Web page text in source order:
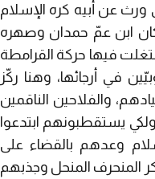
عن أبيه كره الإسلام
ابن عمّ حمدان وصهره
في البحرين، واستغلت فيها حركة القرامطة
في أرجائها، وهنا ركّز
والفلاحين الناقمين
يستقطبونهم ابتدعوا
وعدهم بالقضاء على
المنحرف المنحل وجذبهم